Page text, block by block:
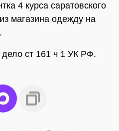
4 курса саратовского
магазина одежду на
ст 161 ч 1 УК РФ.